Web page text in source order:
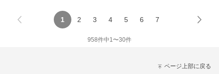
1 2 3 4 5 6 7
958件中1〜30件
ページ上部に戻る